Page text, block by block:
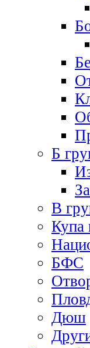
Б
В
Купа
БФС
Дюш